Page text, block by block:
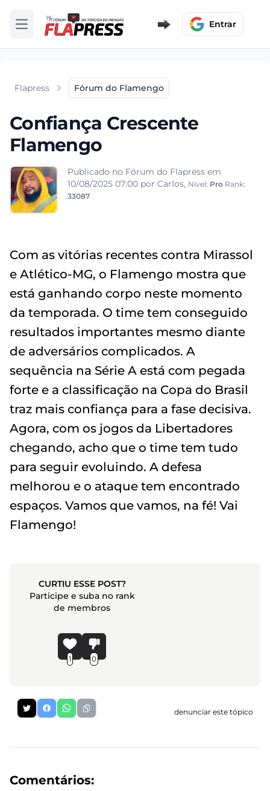
Abrir menu Entrar
Flapress Fórum do Flamengo
Confiança Crescente
Flamengo
Publicado no Fórum do Flapress em
10/08/2025 07:00 por Carlos, Nível: Pro Rank:
33087
Com as vitórias recentes contra Mirassol
e Atlético-MG, o Flamengo mostra que
está ganhando corpo neste momento
da temporada. O time tem conseguido
resultados importantes mesmo diante
de adversários complicados. A
sequência na Série A está com pegada
forte e a classificação na Copa do Brasil
traz mais confiança para a fase decisiva.
Agora, com os jogos da Libertadores
chegando, acho que o time tem tudo
para seguir evoluindo. A defesa
melhorou e o ataque tem encontrado
espaços. Vamos que vamos, na fé! Vai
Flamengo!
CURTIU ESSE POST?
Participe e suba no rank
de membros
1 0
denunciar este tópico
Comentários: